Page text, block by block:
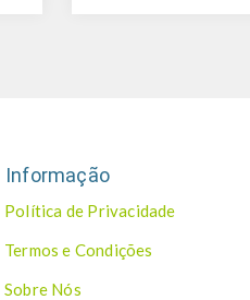
Informação
Política de Privacidade
Termos e Condições
Sobre Nós